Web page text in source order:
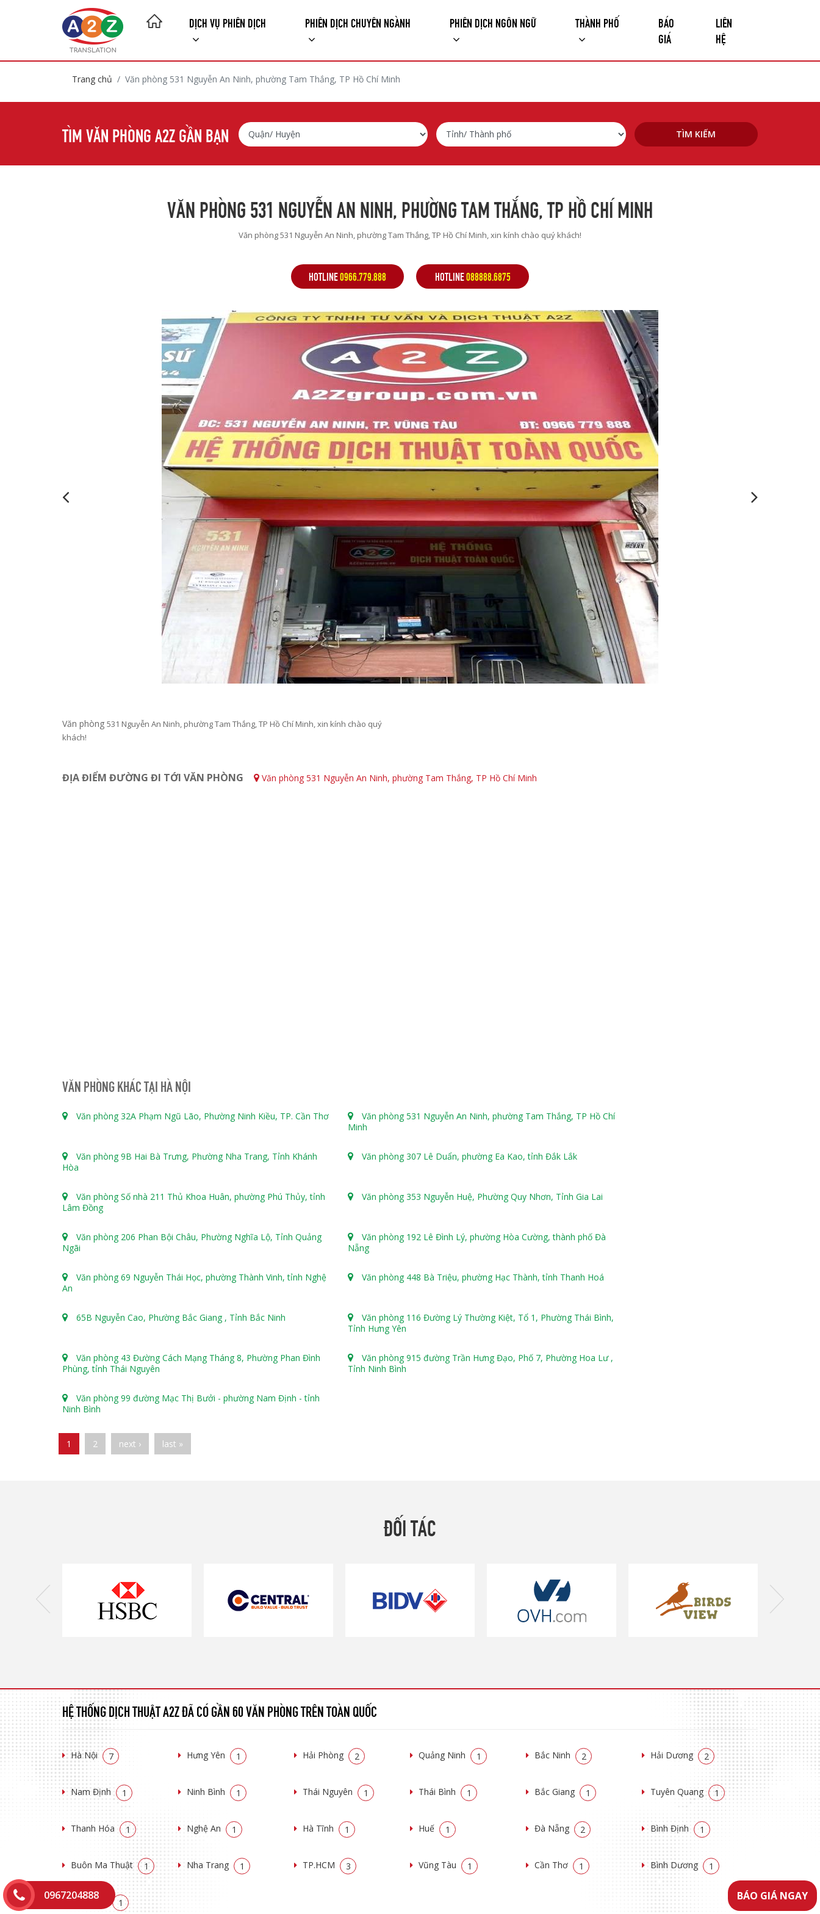
DỊCH VỤ PHIÊN DỊCH PHIÊN DỊCH CHUYÊN NGÀNH PHIÊN DỊCH NGÔN NGỮ THÀNH PHỐ
BÁO
GIÁ
LIÊN
HỆ
Trang chủ Văn phòng 531 Nguyễn An Ninh, phường Tam Thắng, TP Hồ Chí Minh
TÌM VĂN PHÒNG A2Z GẦN BẠN TÌM KIẾM
VĂN PHÒNG 531 NGUYỄN AN NINH, PHƯỜNG TAM THẮNG, TP HỒ CHÍ MINH
Văn phòng531 Nguyễn An Ninh, phường Tam Thắng, TP Hồ Chí Minh, xin kính chào quý khách!
HOTLINE0966.779.888 HOTLINE088888.6875
Văn phòng 531 Nguyễn An Ninh, phường Tam Thắng, TP Hồ Chí Minh, xin kính chào quý
khách!
ĐỊA ĐIỂM ĐƯỜNG ĐI TỚI VĂN PHÒNG Văn phòng 531 Nguyễn An Ninh, phường Tam Thắng, TP Hồ Chí Minh
VĂN PHÒNG KHÁC TẠI HÀ NỘI
Văn phòng 32A Phạm Ngũ Lão, Phường Ninh Kiều, TP. Cần Thơ
Văn phòng 531 Nguyễn An Ninh, phường Tam Thắng, TP Hồ Chí
Minh
Văn phòng 9B Hai Bà Trưng, Phường Nha Trang, Tỉnh Khánh
Hòa
Văn phòng 307 Lê Duẩn, phường Ea Kao, tỉnh Đắk Lắk
Văn phòng Số nhà 211 Thủ Khoa Huân, phường Phú Thủy, tỉnh
Lâm Đồng
Văn phòng 353 Nguyễn Huệ, Phường Quy Nhơn, Tỉnh Gia Lai
Văn phòng 206 Phan Bội Châu, Phường Nghĩa Lộ, Tỉnh Quảng
Ngãi
Văn phòng 192 Lê Đình Lý, phường Hòa Cường, thành phố Đà
Nẵng
Văn phòng 69 Nguyễn Thái Học, phường Thành Vinh, tỉnh Nghệ
An
Văn phòng 448 Bà Triệu, phường Hạc Thành, tỉnh Thanh Hoá
65B Nguyễn Cao, Phường Bắc Giang , Tỉnh Bắc Ninh
Văn phòng 116 Đường Lý Thường Kiệt, Tổ 1, Phường Thái Bình,
Tỉnh Hưng Yên
Văn phòng 43 Đường Cách Mạng Tháng 8, Phường Phan Đình
Phùng, tỉnh Thái Nguyên
Văn phòng 915 đường Trần Hưng Đạo, Phố 7, Phường Hoa Lư ,
Tỉnh Ninh Bình
Văn phòng 99 đường Mạc Thị Bưởi - phường Nam Định - tỉnh
Ninh Bình
Pages
1 2 next › last »
ĐỐI TÁC
HỆ THỐNG DỊCH THUẬT A2Z ĐÃ CÓ GẦN 60 VĂN PHÒNG TRÊN TOÀN QUỐC
Hà Nội 7 Hưng Yên 1 Hải Phòng 2 Quảng Ninh 1 Bắc Ninh 2 Hải Dương 2
Nam Định 1 Ninh Bình 1 Thái Nguyên 1 Thái Bình 1 Bắc Giang 1 Tuyên Quang 1
Thanh Hóa 1 Nghệ An 1 Hà Tĩnh 1 Huế 1 Đà Nẵng 2 Bình Định 1
Buôn Ma Thuật 1 Nha Trang 1 TP.HCM 3 Vũng Tàu 1 Cần Thơ 1 Bình Dương 1
Đồng Nai 1
0967204888 BÁO GIÁ NGAY